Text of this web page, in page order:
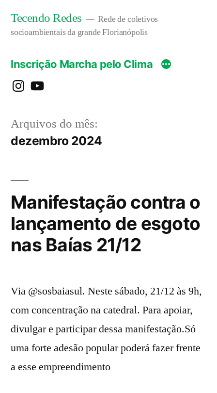
para
conteúdo
Tecendo Redes
Rede de coletivos
socioambientais da grande Florianópolis
Inscrição Marcha pelo Clima
instagramYouTube
Arquivos do mês:
dezembro 2024
Manifestação contra o
lançamento de esgoto
nas Baías 21/12
Via @sosbaiasul. Neste sábado, 21/12 às 9h,
com concentração na catedral. Para apoiar,
divulgar e participar dessa manifestação.Só
uma forte adesão popular poderá fazer frente
a esse empreendimento